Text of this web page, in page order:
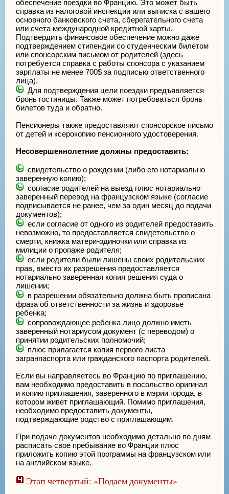
обеспечение поездки во Францию. Это может быть
справка из налоговой инспекции или выписка с вашего
основного банковского счета, сберегательного счета
или счета международной кредитной карты.
Подтвердить финансовое обеспечение можно даже
подтверждением стипендии со студенческим билетом
или спонсорским письмом от родителей (здесь
потребуется справка с работы спонсора с указанием
зарплаты не менее 700$ за подписью ответственного
лица).
Для подтверждения цели поездки предъявляется
бронь гостиницы. Также может потребоваться бронь
билетов туда и обратно.
Пенсионеры также предоставляют спонсорское письмо
от детей и ксерокопию пенсионного удостоверения.
Несовершеннолетние должны предоставить:
свидетельство о рождении (либо его нотариально
заверенную копию);
согласие родителей на выезд плюс нотариально
заверенный перевод на французском языке (согласие
подписывается не ранее, чем за один месяц до подачи
документов);
если согласие от одного из родителей предоставить
невозможно, то предоставляется свидетельство о
смерти, книжка матери-одиночки или справка из
милиции о пропаже родителя;
если родители были лишены своих родительских
прав, вместо их разрешения предоставляется
нотариально заверенная копия решения суда о
лишении;
в разрешении обязательно должна быть прописана
фраза об ответственности за жизнь и здоровье
ребенка;
сопровождающее ребенка лицо должно иметь
заверенный нотариусом документ (с переводом) о
принятии родительских полномочий;
плюс прилагается копия первого листа
загранпаспорта или гражданского паспорта родителей.
Если вы направляетесь во Францию по приглашению,
вам необходимо предоставить в посольство оригинал
и копию приглашения, заверенного в мэрии города, в
котором живет приглашающий. Помимо приглашения,
необходимо предоставить документы,
подтверждающие родство с приглашающим.
При подаче документов необходимо детально по дням
расписать свое пребывание во Франции плюс
приложить копию этой программы на французском или
на английском языке.
Этап четвертый: «Подаем документы»